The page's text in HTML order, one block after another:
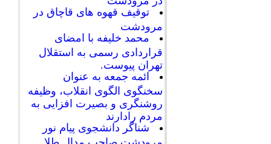
توقیف قهوه های قاچاق در
مرودشت
محمد خلیفه با امضای
قراردادی رسمی به استقلال
تهران پیوست.
ائمه جمعه به عنوان
سخنگوی الگوی انقلاب، وظیفه
روشنگری و بصیرت افزایی به
مردم رادارند
شناگر دانشجوی پیام نور
مرودشت صاحب مدال طلا